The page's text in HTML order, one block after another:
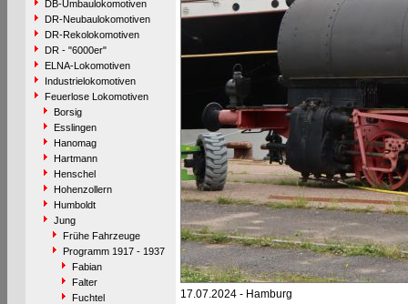
DB-Umbaulokomotiven
DR-Neubaulokomotiven
DR-Rekolokomotiven
DR - "6000er"
ELNA-Lokomotiven
Industrielokomotiven
Feuerlose Lokomotiven
Borsig
Esslingen
Hanomag
Hartmann
Henschel
Hohenzollern
Humboldt
Jung
Frühe Fahrzeuge
Programm 1917 - 1937
Fabian
Falter
Fuchtel
17.07.2024 - Hamburg